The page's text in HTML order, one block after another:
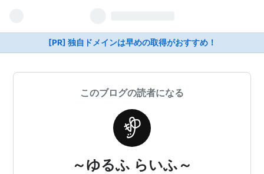
[PR] 独自ドメインは早めの取得がおすすめ！
このブログの読者になる
～ゆるふ らいふ～